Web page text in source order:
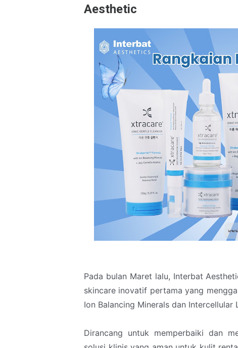
Aesthetic
Pada bulan Maret lalu, Interbat
skincare inovatif pertama yang
Ion Balancing Minerals dan Intercellular
Dirancang untuk memperbaiki dan